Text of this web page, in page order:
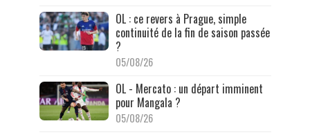
OL : ce revers à Prague, simple
continuité de la fin de saison passée
?
05/08/26
OL - Mercato : un départ imminent
pour Mangala ?
05/08/26